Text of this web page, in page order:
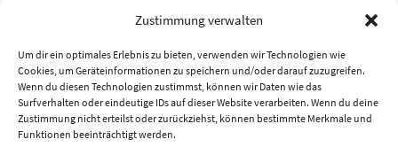
Zustimmung verwalten
Um dir ein optimales Erlebnis zu bieten, verwenden wir Technologien wie
Cookies, um Geräteinformationen zu speichern und/oder darauf zuzugreifen.
Wenn du diesen Technologien zustimmst, können wir Daten wie das
Surfverhalten oder eindeutige IDs auf dieser Website verarbeiten. Wenn du deine
Zustimmung nicht erteilst oder zurückziehst, können bestimmte Merkmale und
Funktionen beeinträchtigt werden.